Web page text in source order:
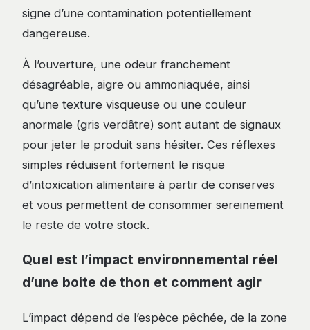
signe d’une contamination potentiellement
dangereuse.
À l’ouverture, une odeur franchement
désagréable, aigre ou ammoniaquée, ainsi
qu’une texture visqueuse ou une couleur
anormale (gris verdâtre) sont autant de signaux
pour jeter le produit sans hésiter. Ces réflexes
simples réduisent fortement le risque
d’intoxication alimentaire à partir de conserves
et vous permettent de consommer sereinement
le reste de votre stock.
Quel est l’impact environnemental réel
d’une boite de thon et comment agir
L’impact dépend de l’espèce pêchée, de la zone